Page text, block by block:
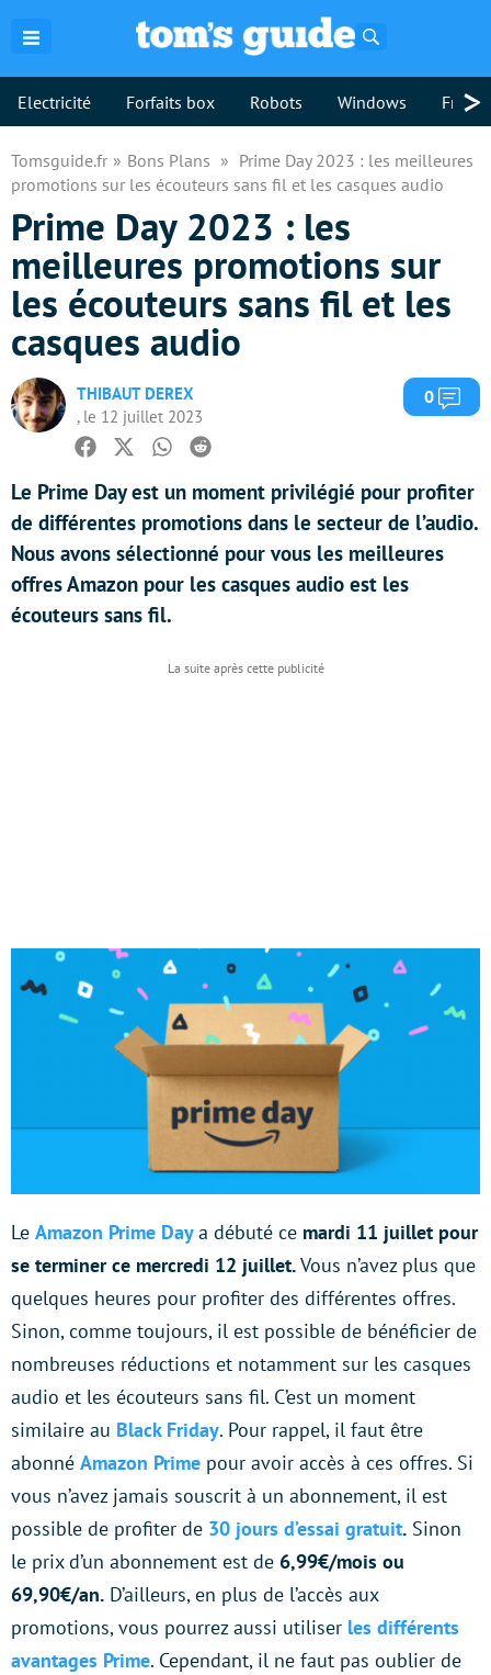
Electricité Forfaits box Robots Windows >
Tomsguide.fr Bons Plans
Prime Day 2023 : les meilleures
promotions sur les écouteurs sans fil et les casques audio
Prime Day 2023 : les
meilleures promotions sur
les écouteurs sans fil et les
casques audio
THIBAUT DEREX
, le 12 juillet 2023
0
Facebook
TwitterWhatsapp
Reddit
Le Prime Day est un moment privilégié pour profiter
de différentes promotions dans le secteur de l’audio.
Nous avons sélectionné pour vous les meilleures
offres Amazon pour les casques audio est les
écouteurs sans fil.
Le Amazon Prime Day a débuté ce mardi 11 juillet pour
se terminer ce mercredi 12 juillet.Vous n’avez plus que
quelques heures pour profiter des différentes offres.
Sinon, comme toujours, il est possible de bénéficier de
nombreuses réductions et notamment sur les casques
audio et les écouteurs sans fil. C’est un moment
similaire au Black Friday. Pour rappel, il faut être
abonné Amazon Prime pour avoir accès à ces offres. Si
vous n’avez jamais souscrit à un abonnement, il est
possible de profiter de 30 jours d’essai gratuit. Sinon
le prix d’un abonnement est de 6,99€/mois ou
69,90€/an. D’ailleurs, en plus de l’accès aux
promotions, vous pourrez aussi utiliser les différents
avantages Prime. Cependant, il ne faut pas oublier de